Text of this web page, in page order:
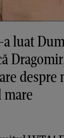
luat
despre